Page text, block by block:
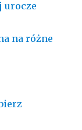
urocze
na różne